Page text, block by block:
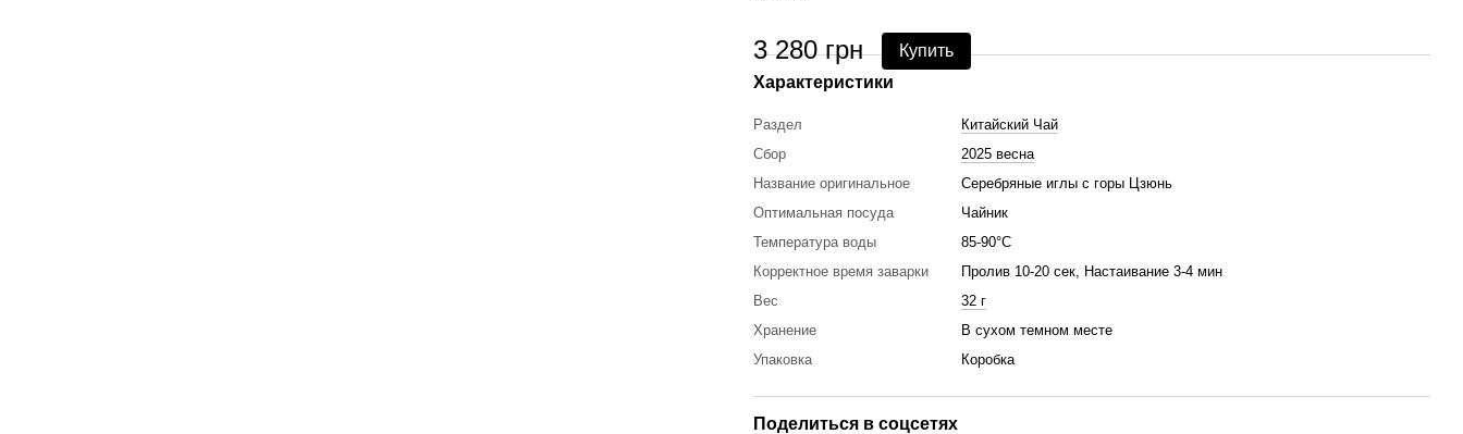
3 280 грн Купить
Характеристики
Раздел
Китайский Чай
Сбор
2025 весна
Название оригинальное
Серебряные иглы с горы Цзюнь
Оптимальная посуда
Чайник
Температура воды
85-90°С
Корректное время заварки
Пролив 10-20 сек, Настаивание 3-4 мин
Вес
32 г
Хранение
В сухом темном месте
Упаковка
Коробка
Поделиться в соцсетях